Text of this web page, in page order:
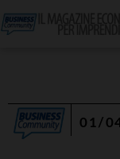
01/